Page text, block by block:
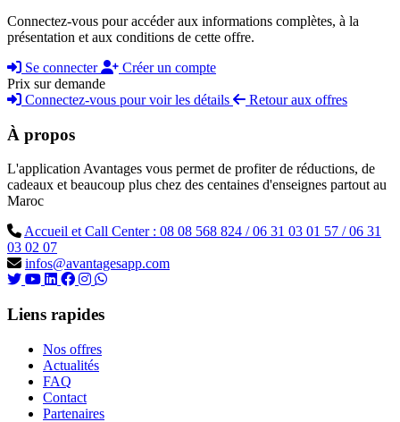
Connectez-vous pour accéder aux informations complètes, à la
présentation et aux conditions de cette offre.
Se connecter
Créer un compte
Prix sur demande
Connectez-vous pour voir les détails
Retour aux offres
À propos
L'application Avantages vous permet de profiter de réductions, de
cadeaux et beaucoup plus chez des centaines d'enseignes partout au
Maroc
Accueil et Call Center : 08 08 568 824 / 06 31 03 01 57 / 06 31
03 02 07
infos@avantagesapp.com
Liens rapides
Nos offres
Actualités
FAQ
Contact
Partenaires